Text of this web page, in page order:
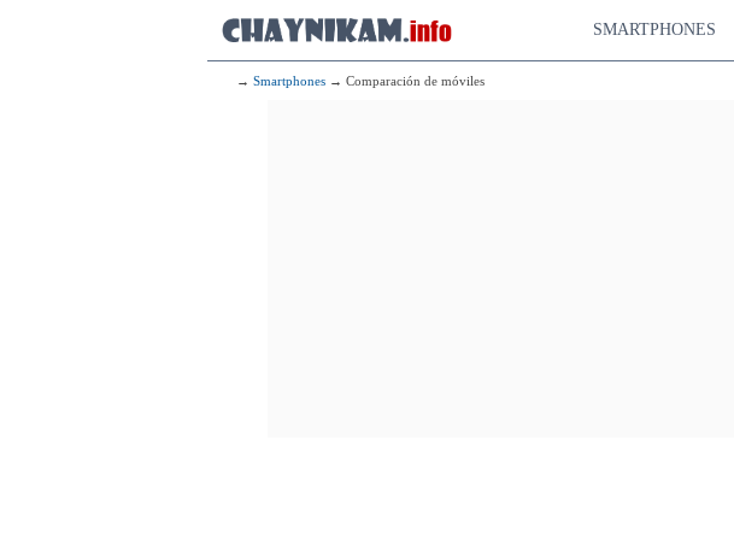
SMARTPHONES
→ Smartphones → Comparación de móviles